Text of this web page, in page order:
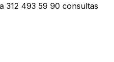
312 493 59 90 consultas